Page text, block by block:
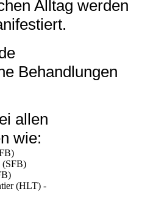
Alltag werden
Behandlungen
allen
wie:
(SFB)
(HLT) -